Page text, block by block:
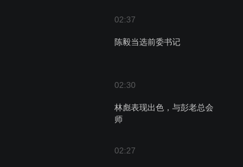
02:37
陈毅当选前委书记
02:30
林彪表现出色，与彭老总会
师
02:27